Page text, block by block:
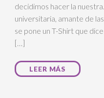
decidimos hacer la
universitaria, amante de
se pone un T-Shirt que
[…]
LEER MÁS